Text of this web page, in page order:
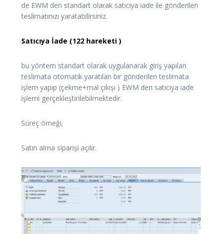
de EWM den standart olarak satıcıya iade ile gönderilen
teslimatınızı yaratabilirsiniz.
Satıcıya İade (122 hareketi )
bu yöntem standart olarak uygulanarak giriş yapılan
teslimata otomatik yaratılan bir gönderilen teslimata
işlem yapıp (çekme+mal çıkışı ) EWM den satıcıya iade
işlemi gerçekleştirilebilmektedir.
Süreç örneği,
Satın alma siparişi açılır.